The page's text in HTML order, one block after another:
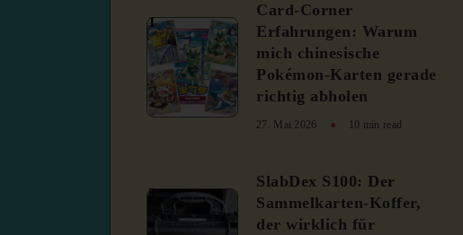
1
Card-Corner
Erfahrungen: Warum
mich chinesische
Pokémon-Karten gerade
richtig abholen
27. Mai 2026 10 min read
3
SlabDex S100: Der
Sammelkarten-Koffer,
der wirklich für